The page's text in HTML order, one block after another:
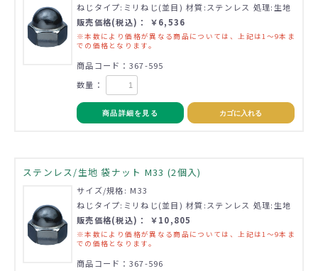
ねじタイプ:ミリねじ(並目) 材質:ステンレス 処理:生地
販売価格(税込)： ￥6,536
※本数により価格が異なる商品については、上記は1～9本ま
での価格となります。
商品コード：367-595
数量：
商品詳細を見る カゴに入れる
ステンレス/生地 袋ナット M33 (2個入)
サイズ/規格: M33
ねじタイプ:ミリねじ(並目) 材質:ステンレス 処理:生地
販売価格(税込)： ￥10,805
※本数により価格が異なる商品については、上記は1～9本ま
での価格となります。
商品コード：367-596